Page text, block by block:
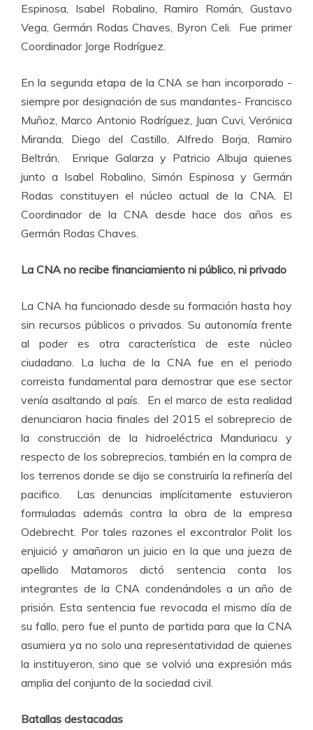
Espinosa, Isabel Robalino, Ramiro Román, Gustavo
Vega, Germán Rodas Chaves, Byron Celi. Fue primer
Coordinador Jorge Rodríguez.
En la segunda etapa de la CNA se han incorporado -
siempre por designación de sus mandantes- Francisco
Muñoz, Marco Antonio Rodríguez, Juan Cuvi, Verónica
Miranda, Diego del Castillo, Alfredo Borja, Ramiro
Beltrán, Enrique Galarza y Patricio Albuja quienes
junto a Isabel Robalino, Simón Espinosa y Germán
Rodas constituyen el núcleo actual de la CNA. El
Coordinador de la CNA desde hace dos años es
Germán Rodas Chaves.
La CNA no recibe financiamiento ni público, ni privado
La CNA ha funcionado desde su formación hasta hoy
sin recursos públicos o privados. Su autonomía frente
al poder es otra característica de este núcleo
ciudadano. La lucha de la CNA fue en el periodo
correista fundamental para demostrar que ese sector
venía asaltando al país. En el marco de esta realidad
denunciaron hacia finales del 2015 el sobreprecio de
la construcción de la hidroeléctrica Manduriacu y
respecto de los sobreprecios, también en la compra de
los terrenos donde se dijo se construiría la refinería del
pacifico. Las denuncias implícitamente estuvieron
formuladas además contra la obra de la empresa
Odebrecht. Por tales razones el excontralor Polit los
enjuició y amañaron un juicio en la que una jueza de
apellido Matamoros dictó sentencia conta los
integrantes de la CNA condenándoles a un año de
prisión. Esta sentencia fue revocada el mismo día de
su fallo, pero fue el punto de partida para que la CNA
asumiera ya no solo una representatividad de quienes
la instituyeron, sino que se volvió una expresión más
amplia del conjunto de la sociedad civil.
Batallas destacadas